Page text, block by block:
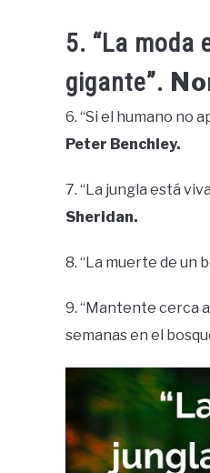
5. “La
gigante”.
6. “Si el humano no
Peter Benchley.
7. “La jungla está
Sheridan.
8. “La muerte de un
9. “Mantente cerca
semanas en el